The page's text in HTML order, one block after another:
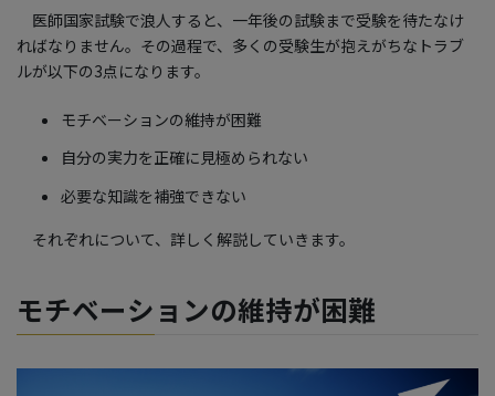
医師国家試験で浪人すると、一年後の試験まで受験を待たなけ
ればなりません。その過程で、多くの受験生が抱えがちなトラブ
ルが以下の3点になります。
モチベーションの維持が困難
自分の実力を正確に見極められない
必要な知識を補強できない
それぞれについて、詳しく解説していきます。
モチベーションの維持が困難